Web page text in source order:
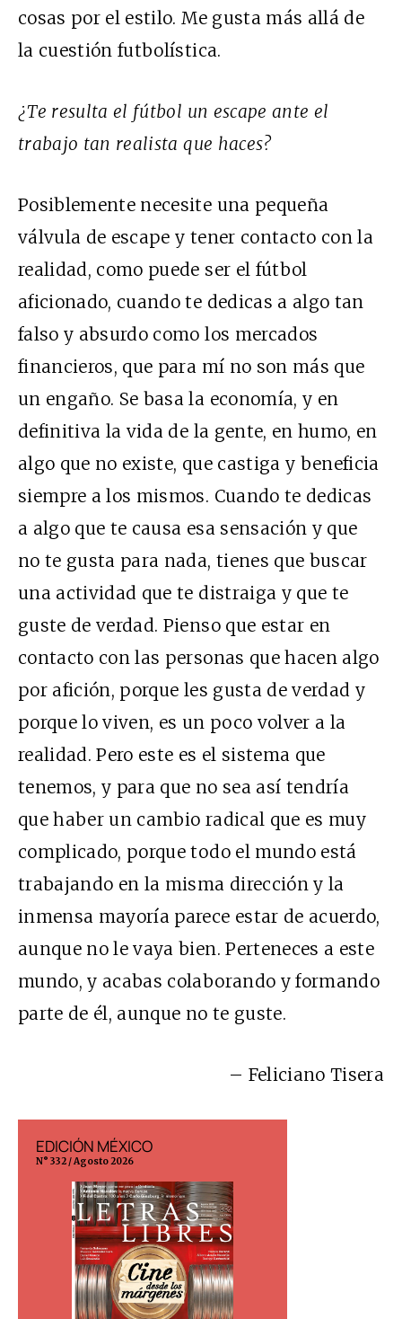
cosas por el estilo. Me gusta más allá de
la cuestión futbolística.
¿Te resulta el fútbol un escape ante el
trabajo tan realista que haces?
Posiblemente necesite una pequeña
válvula de escape y tener contacto con la
realidad, como puede ser el fútbol
aficionado, cuando te dedicas a algo tan
falso y absurdo como los mercados
financieros, que para mí no son más que
un engaño. Se basa la economía, y en
definitiva la vida de la gente, en humo, en
algo que no existe, que castiga y beneficia
siempre a los mismos. Cuando te dedicas
a algo que te causa esa sensación y que
no te gusta para nada, tienes que buscar
una actividad que te distraiga y que te
guste de verdad. Pienso que estar en
contacto con las personas que hacen algo
por afición, porque les gusta de verdad y
porque lo viven, es un poco volver a la
realidad. Pero este es el sistema que
tenemos, y para que no sea así tendría
que haber un cambio radical que es muy
complicado, porque todo el mundo está
trabajando en la misma dirección y la
inmensa mayoría parece estar de acuerdo,
aunque no le vaya bien. Perteneces a este
mundo, y acabas colaborando y formando
parte de él, aunque no te guste.
– Feliciano Tisera
EDICIÓN MÉXICO
N° 332 / Agosto 2026